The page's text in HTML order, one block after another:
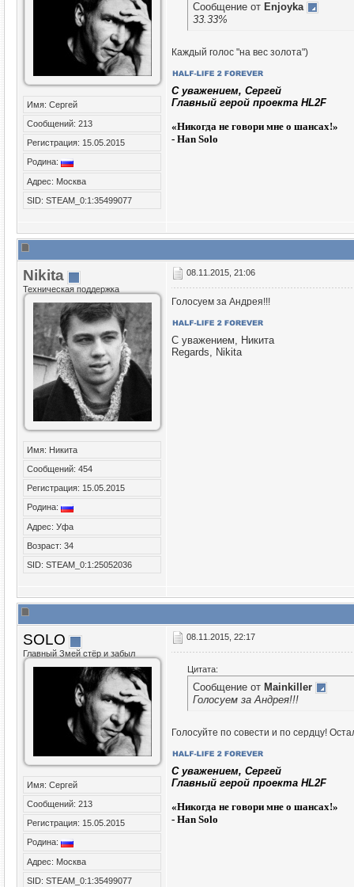
Имя: Сергей
Сообщений: 213
Регистрация: 15.05.2015
Родина:
Адрес: Москва
SID: STEAM_0:1:35499077
Сообщение от Enjoyka
33.33%
Каждый голос "на вес золота")
C уважением, Сергей
Главный герой проекта HL2F
«Никогда не говори мне о шансах!»
- Han Solo
Nikita
Техническая поддержка
Имя: Никита
Сообщений: 454
Регистрация: 15.05.2015
Родина:
Адрес: Уфа
Возраст: 34
SID: STEAM_0:1:25052036
08.11.2015, 21:06
Голосуем за Андрея!!!
С уважением, Никита
Regards, Nikita
SOLO
Главный Змей стёр и забыл
Имя: Сергей
Сообщений: 213
Регистрация: 15.05.2015
Родина:
Адрес: Москва
SID: STEAM_0:1:35499077
08.11.2015, 22:17
Цитата:
Сообщение от Mainkiller
Голосуем за Андрея!!!
Голосуйте по совести и по сердцу!
C уважением, Сергей
Главный герой проекта HL2F
«Никогда не говори мне о шансах!»
- Han Solo